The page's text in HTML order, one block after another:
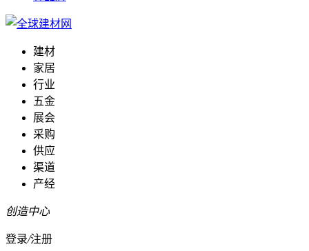
建材
家居
行业
五金
展会
采购
供应
渠道
产经
创造中心
登录/注册